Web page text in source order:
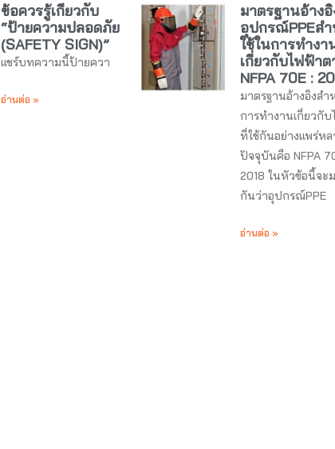
ข้อควรรู้เกี่ยวกับ
“ป้ายความปลอดภัย
(SAFETY SIGN)”
แชร์บทความนี้ป้ายควา
อ่านต่อ »
มาตรฐานอ้างอิ
อุปกรณ์PPEส
ใช้ในการทำงา
เกี่ยวกับไฟฟ้าต
NFPA 70E :
มาตรฐานอ้างอิงสำ
การทำงานเกี่ยวกับ
ที่ใช้กันอย่างแพร่หล
ปัจจุบันคือ NFPA
2018 ในหัวข้อนี้จะ
กันว่าอุปกรณ์PPE
อ่านต่อ »